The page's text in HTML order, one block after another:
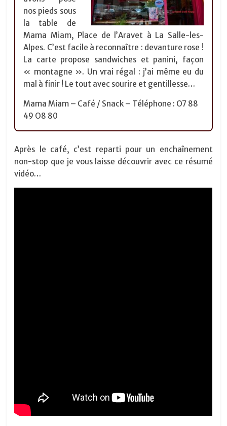
nos pieds sous
la table de
Mama Miam, Place de l’Aravet à La Salle-les-
Alpes. C’est facile à reconnaître : devanture rose !
La carte propose sandwiches et panini, façon
« montagne ». Un vrai régal : j’ai même eu du
mal à finir ! Le tout avec sourire et gentillesse…
Mama Miam – Café / Snack – Téléphone : O7 88
49 O8 80
Après le café, c’est reparti pour un enchaînement
non-stop que je vous laisse découvrir avec ce résumé
vidéo…